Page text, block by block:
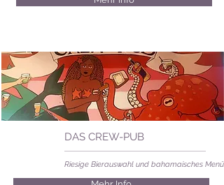
DAS CREW-PUB
Riesige Bierauswahl und bahamaisches Menü